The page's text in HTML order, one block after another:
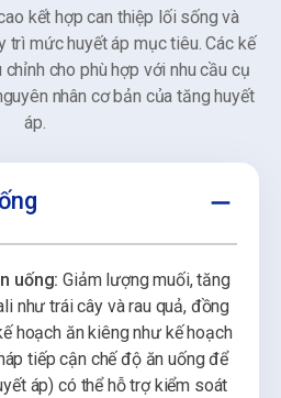
kết hợp can thiệp lối sống và
mức huyết áp mục tiêu. Các kế
cho phù hợp với nhu cầu cụ
nhân cơ bản của tăng huyết
áp.
uống: Giảm lượng muối, tăng
như trái cây và rau quả, đồng
hoạch ăn kiêng như kế hoạch
tiếp cận chế độ ăn uống để
áp) có thể hỗ trợ kiểm soát